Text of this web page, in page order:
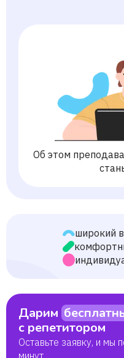
Об этом
широкий
Дарим
с репетитором
Оставьте заявку, и мы
минут